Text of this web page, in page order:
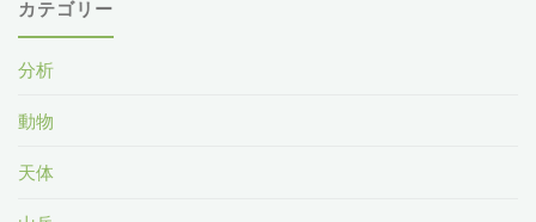
カテゴリー
分析
動物
天体